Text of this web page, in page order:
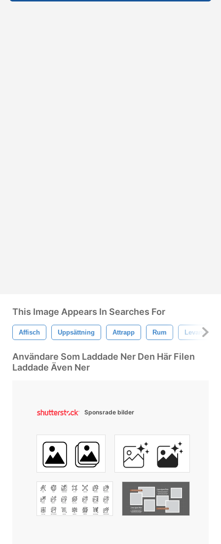
This Image Appears In Searches For
Affisch Uppsättning Attrapp Rum Levande
Användare Som Laddade Ner Den Här Filen
Laddade Även Ner
Sponsrade bilder